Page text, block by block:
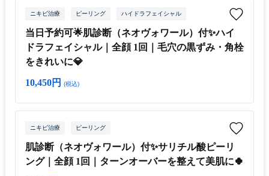
ニキビ治療 ピーリング ハイドラフェイシャル
当日予約可🌟肌診断（ネオヴォワール）付✨ハイ
ドラフェイシャル｜全顔 1回｜毛穴の黒ずみ・角栓
をきれいに💎
10,450円 (税込)
ニキビ治療 ピーリング
肌診断（ネオヴォワール）付✨サリチル酸ピーリ
ング｜全顔 1回｜ターンオーバーを整えて美肌に🍀